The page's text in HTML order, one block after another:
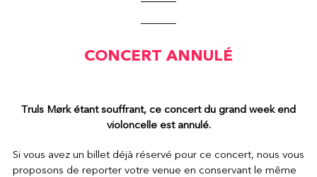
CONCERT ANNULÉ
Truls Mørk étant souffrant, ce concert du grand week end
violoncelle est annulé.
Si vous avez un billet déjà réservé pour ce concert, nous vous
proposons de reporter votre venue en conservant le même